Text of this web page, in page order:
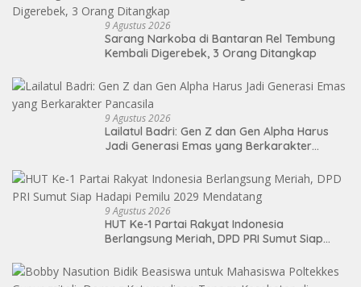
9 Agustus 2026
Sarang Narkoba di Bantaran Rel Tembung
Kembali Digerebek, 3 Orang Ditangkap
9 Agustus 2026
Lailatul Badri: Gen Z dan Gen Alpha Harus
Jadi Generasi Emas yang Berkarakter
9 Agustus 2026
HUT Ke-1 Partai Rakyat Indonesia
Berlangsung Meriah, DPD PRI Sumut Siap